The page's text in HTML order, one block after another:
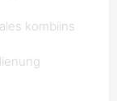
kombiins